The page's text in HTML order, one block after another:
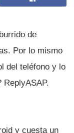
de
Por lo mismo
del teléfono y lo
ReplyASAP.
y cuesta un